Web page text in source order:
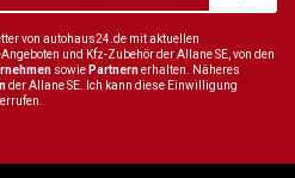
von autohaus24.de mit aktuellen
und Kfz-Zubehör der Allane SE, von den
sowie Partnernerhalten. Näheres
der Allane SE. Ich kann diese Einwilligung